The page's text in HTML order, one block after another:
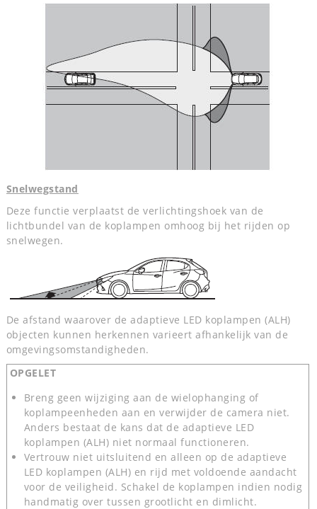
Snelwegstand
Deze functie verplaatst de verlichtingshoek van de
lichtbundel van de koplampen omhoog bij het rijden op
snelwegen.
De afstand waarover de adaptieve LED koplampen (ALH)
objecten kunnen herkennen varieert afhankelijk van de
omgevingsomstandigheden.
OPGELET
Breng geen wijziging aan de wielophanging of
koplampeenheden aan en verwijder de camera niet.
Anders bestaat de kans dat de adaptieve LED
koplampen (ALH) niet normaal functioneren.
Vertrouw niet uitsluitend en alleen op de adaptieve
LED koplampen (ALH) en rijd met voldoende aandacht
voor de veiligheid. Schakel de koplampen indien nodig
handmatig over tussen grootlicht en dimlicht.